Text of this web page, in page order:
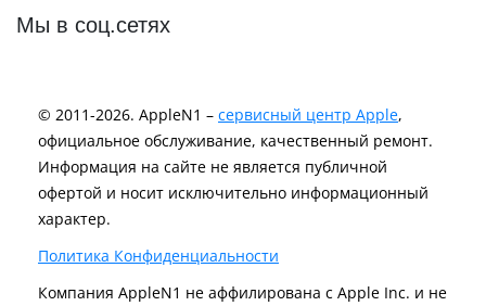
Мы в соц.сетях
© 2011-2026. AppleN1 – сервисный центр Apple,
официальное обслуживание, качественный ремонт.
Информация на сайте не является публичной
офертой и носит исключительно информационный
характер.
Политика Конфиденциальности
Компания AppleN1 не аффилирована c Apple Inc. и не